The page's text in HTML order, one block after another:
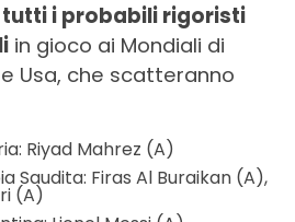
tutti i probabili rigoristi
in gioco ai Mondiali di
Usa, che scatteranno
Riyad Mahrez (A)
Saudita: Firas Al Buraikan (A),
(A)